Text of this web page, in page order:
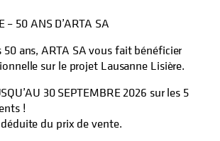
– 50 ANS D’ARTA SA
50 ans, ARTA SA vous fait bénéficier
sur le projet Lausanne Lisière.
30 SEPTEMBRE 2026 sur les 5
!
du prix de vente.